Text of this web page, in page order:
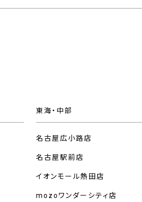
東海・中部
名古屋広小路店
名古屋駅前店
イオンモール熱田店
mozoワンダーシティ店